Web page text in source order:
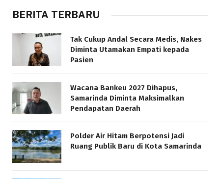
BERITA TERBARU
Tak Cukup Andal Secara Medis, Nakes
Diminta Utamakan Empati kepada
Pasien
Wacana Bankeu 2027 Dihapus,
Samarinda Diminta Maksimalkan
Pendapatan Daerah
Polder Air Hitam Berpotensi Jadi
Ruang Publik Baru di Kota Samarinda